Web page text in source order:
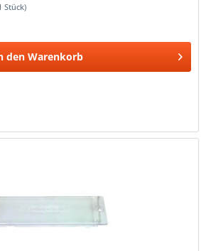
Stück)
den Warenkorb